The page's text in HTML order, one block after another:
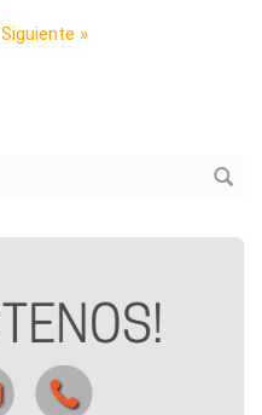
Siguiente »